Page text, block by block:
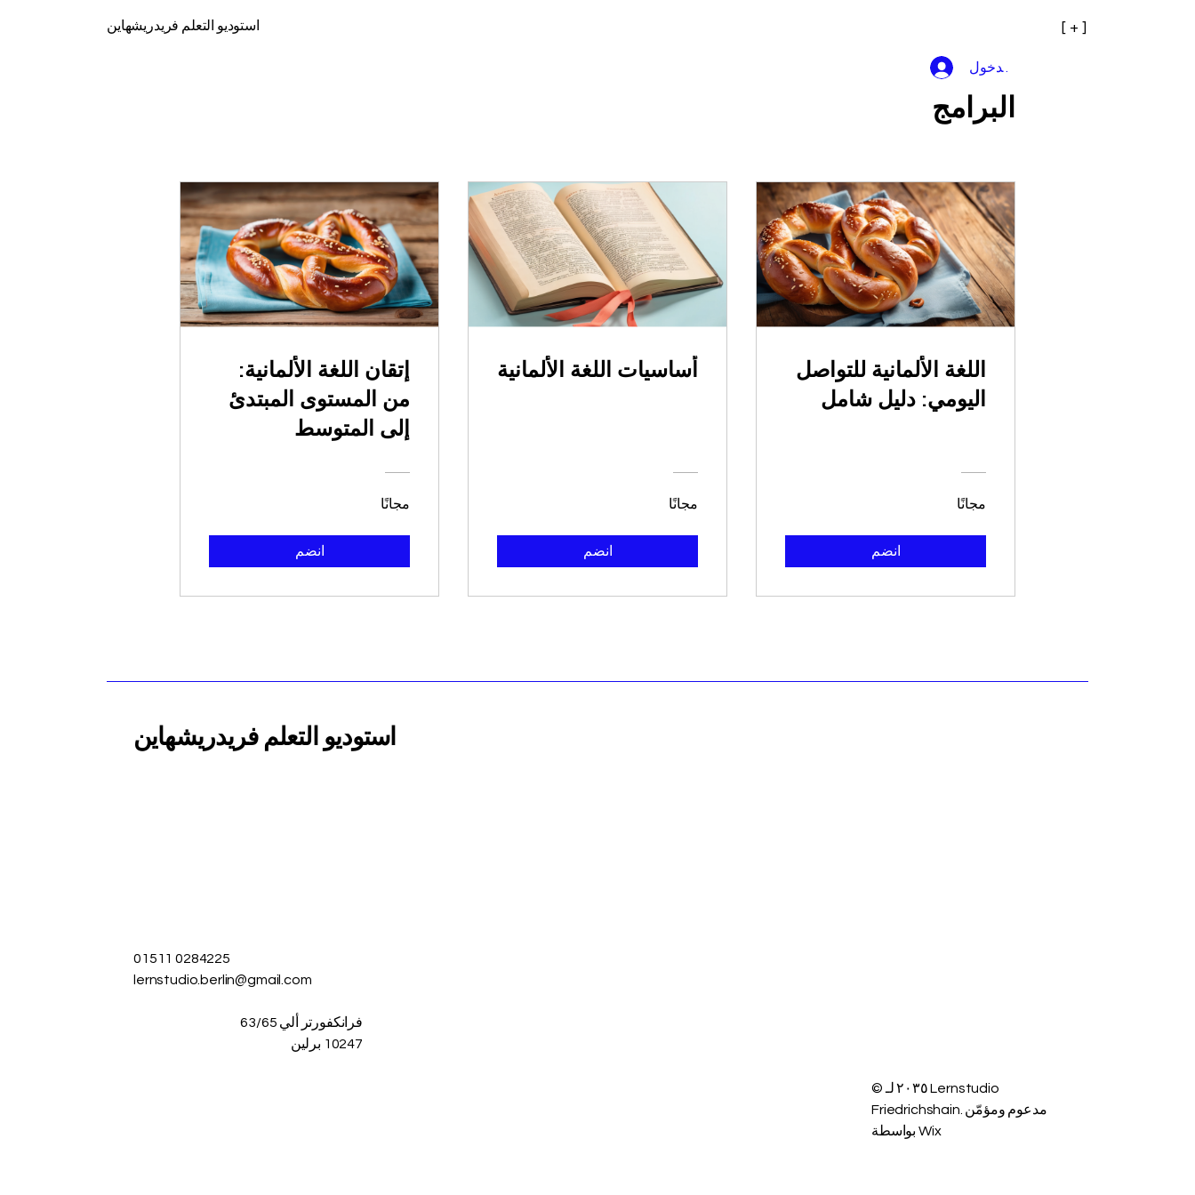
استوديو التعلم فريدريشهاين [ + ]
تسجيل الدخول
البرامج
إتقان اللغة الألمانية:
من المستوى المبتدئ
إلى المتوسط
مجانًا
انضم
أساسيات اللغة الألمانية
مجانًا
انضم
اللغة الألمانية للتواصل
اليومي: دليل شامل
مجانًا
انضم
استوديو التعلم فريدريشهاين
01511 0284225
lernstudio.berlin@gmail.com
فرانكفورتر ألي 63/65
10247 برلين
© ٢٠٣٥ لـ Lernstudio
Friedrichshain. مدعوم ومؤمّن
Wix